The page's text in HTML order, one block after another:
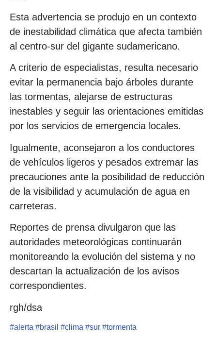
Esta advertencia se produjo en un contexto
de inestabilidad climática que afecta también
al centro-sur del gigante sudamericano.
A criterio de especialistas, resulta necesario
evitar la permanencia bajo árboles durante
las tormentas, alejarse de estructuras
inestables y seguir las orientaciones emitidas
por los servicios de emergencia locales.
Igualmente, aconsejaron a los conductores
de vehículos ligeros y pesados extremar las
precauciones ante la posibilidad de reducción
de la visibilidad y acumulación de agua en
carreteras.
Reportes de prensa divulgaron que las
autoridades meteorológicas continuarán
monitoreando la evolución del sistema y no
descartan la actualización de los avisos
correspondientes.
rgh/dsa
#alerta #brasil #clima #sur #tormenta